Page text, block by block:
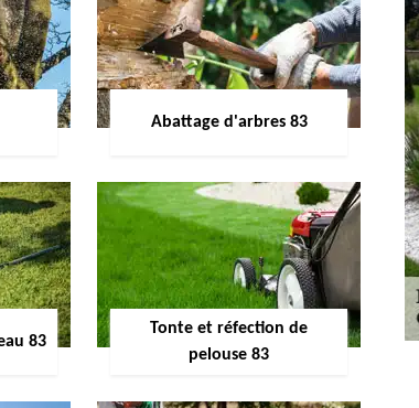
Abattage d'arbres 83
83
Tonte et réfection de
pelouse 83